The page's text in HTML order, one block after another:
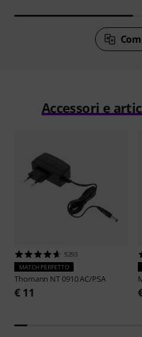
Accessori e
5293
MATCH PERFETTO
Thomann NT 0910 AC/PSA
€ 11